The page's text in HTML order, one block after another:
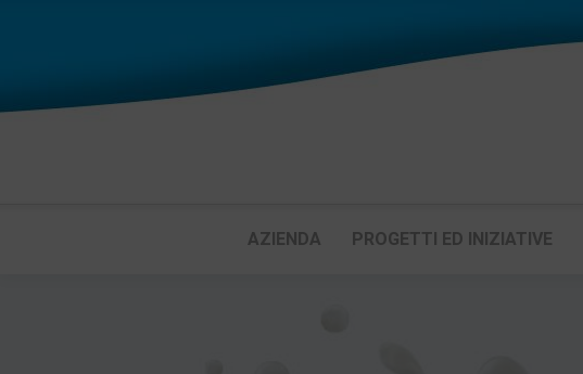
AZIENDA PROGETTI ED INIZIATIVE